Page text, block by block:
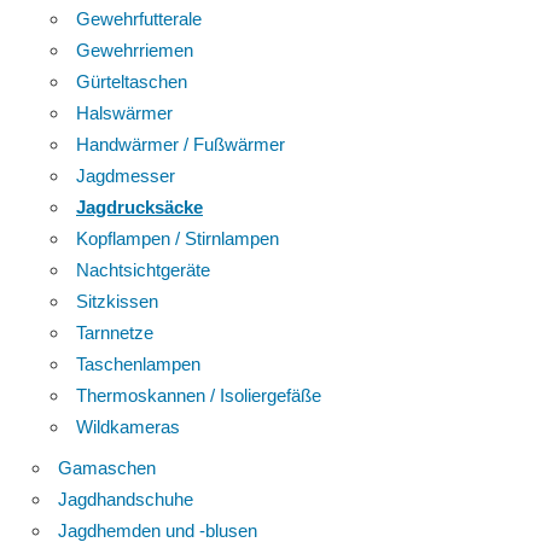
Gewehrfutterale
Gewehrriemen
Gürteltaschen
Halswärmer
Handwärmer / Fußwärmer
Jagdmesser
Jagdrucksäcke
Kopflampen / Stirnlampen
Nachtsichtgeräte
Sitzkissen
Tarnnetze
Taschenlampen
Thermoskannen / Isoliergefäße
Wildkameras
Gamaschen
Jagdhandschuhe
Jagdhemden und -blusen